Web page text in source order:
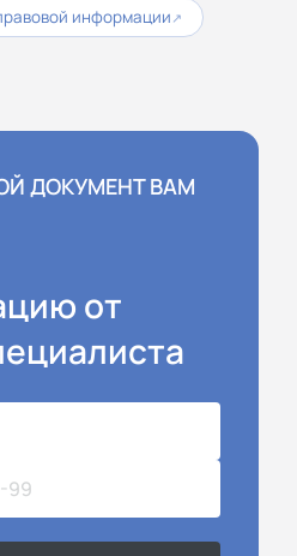
информации ↗
ДОКУМЕНТ ВАМ
от